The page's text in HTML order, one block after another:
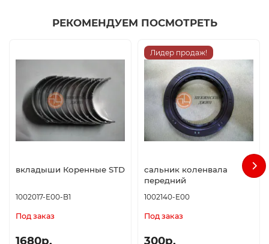
РЕКОМЕНДУЕМ ПОСМОТРЕТЬ
вкладыши Коренные STD
1002017-E00-B1
Под заказ
1680р.
Лидер продаж!
сальник коленвала
передний
1002140-E00
Под заказ
300р.